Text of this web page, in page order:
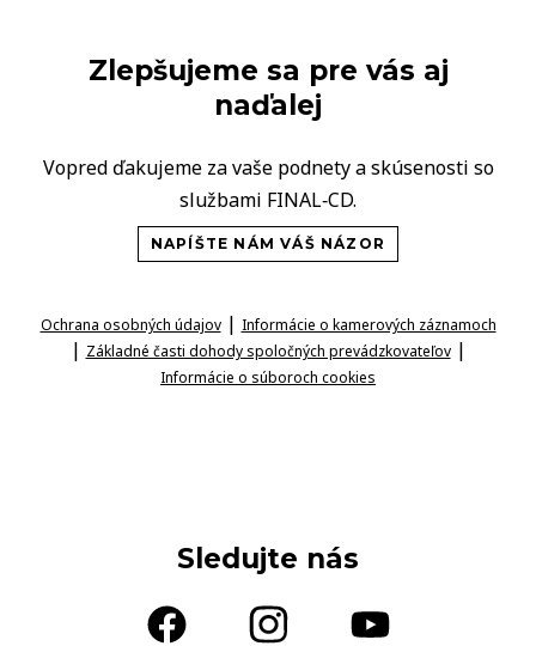
Zlepšujeme sa pre vás aj
naďalej
Vopred ďakujeme za vaše podnety a skúsenosti so
službami FINAL‑CD.
NAPÍŠTE NÁM VÁŠ NÁZOR
Ochrana osobných údajov| Informácie o kamerových záznamoch
| Základné časti dohody spoločných prevádzkovateľov|
Informácie o súboroch cookies
Sledujte nás